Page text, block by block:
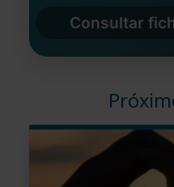
Consultar